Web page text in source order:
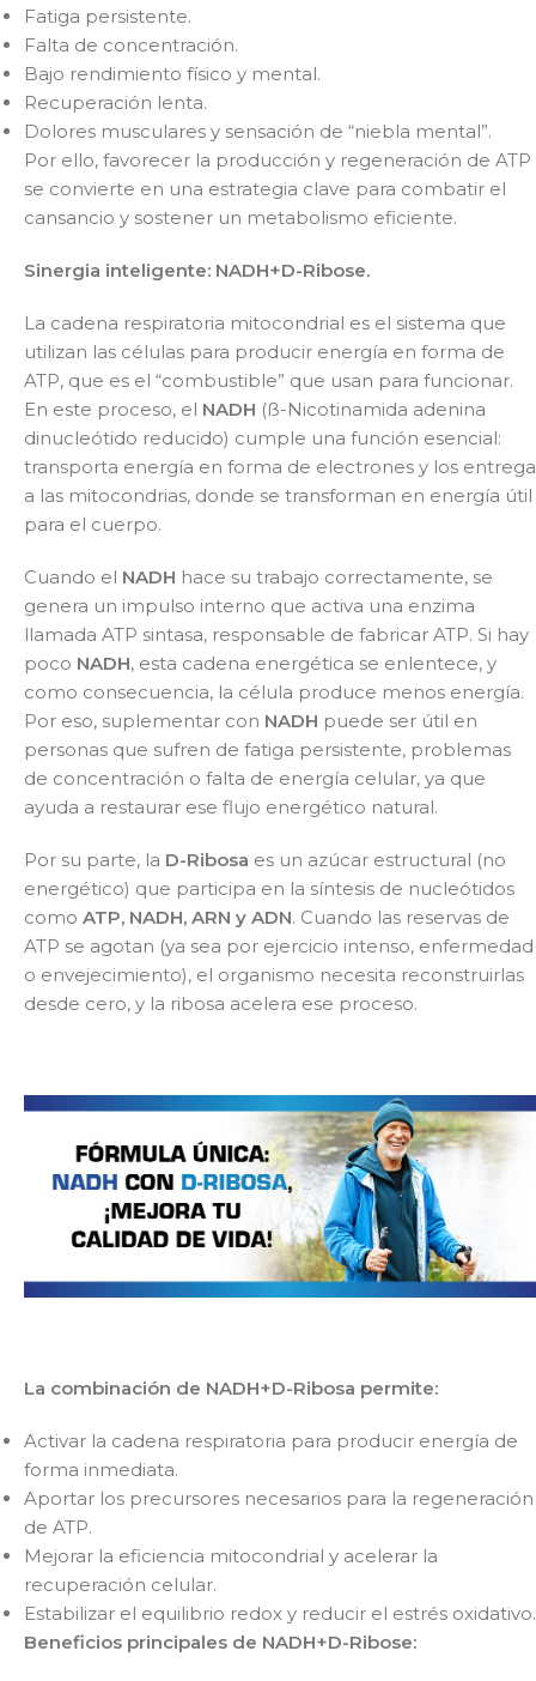
Fatiga persistente.
Falta de concentración.
Bajo rendimiento físico y mental.
Recuperación lenta.
Dolores musculares y sensación de “niebla mental”.
Por ello, favorecer la producción y regeneración de ATP
se convierte en una estrategia clave para combatir el
cansancio y sostener un metabolismo eficiente.
Sinergia inteligente: NADH+D-Ribose.
La cadena respiratoria mitocondrial es el sistema que
utilizan las células para producir energía en forma de
ATP, que es el “combustible” que usan para funcionar.
En este proceso, el NADH (ß-Nicotinamida adenina
dinucleótido reducido) cumple una función esencial:
transporta energía en forma de electrones y los entrega
a las mitocondrias, donde se transforman en energía útil
para el cuerpo.
Cuando el NADH hace su trabajo correctamente, se
genera un impulso interno que activa una enzima
llamada ATP sintasa, responsable de fabricar ATP. Si hay
poco NADH, esta cadena energética se enlentece, y
como consecuencia, la célula produce menos energía.
Por eso, suplementar con NADH puede ser útil en
personas que sufren de fatiga persistente, problemas
de concentración o falta de energía celular, ya que
ayuda a restaurar ese flujo energético natural.
Por su parte, la D-Ribosa es un azúcar estructural (no
energético) que participa en la síntesis de nucleótidos
como ATP, NADH, ARN y ADN. Cuando las reservas de
ATP se agotan (ya sea por ejercicio intenso, enfermedad
o envejecimiento), el organismo necesita reconstruirlas
desde cero, y la ribosa acelera ese proceso.
La combinación de NADH+D-Ribosa permite:
Activar la cadena respiratoria para producir energía de
forma inmediata.
Aportar los precursores necesarios para la regeneración
de ATP.
Mejorar la eficiencia mitocondrial y acelerar la
recuperación celular.
Estabilizar el equilibrio redox y reducir el estrés oxidativo.
Beneficios principales de NADH+D-Ribose: